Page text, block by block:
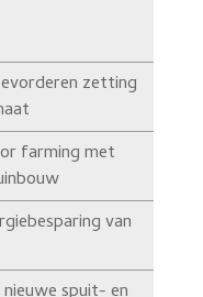
zetting
farming met
van